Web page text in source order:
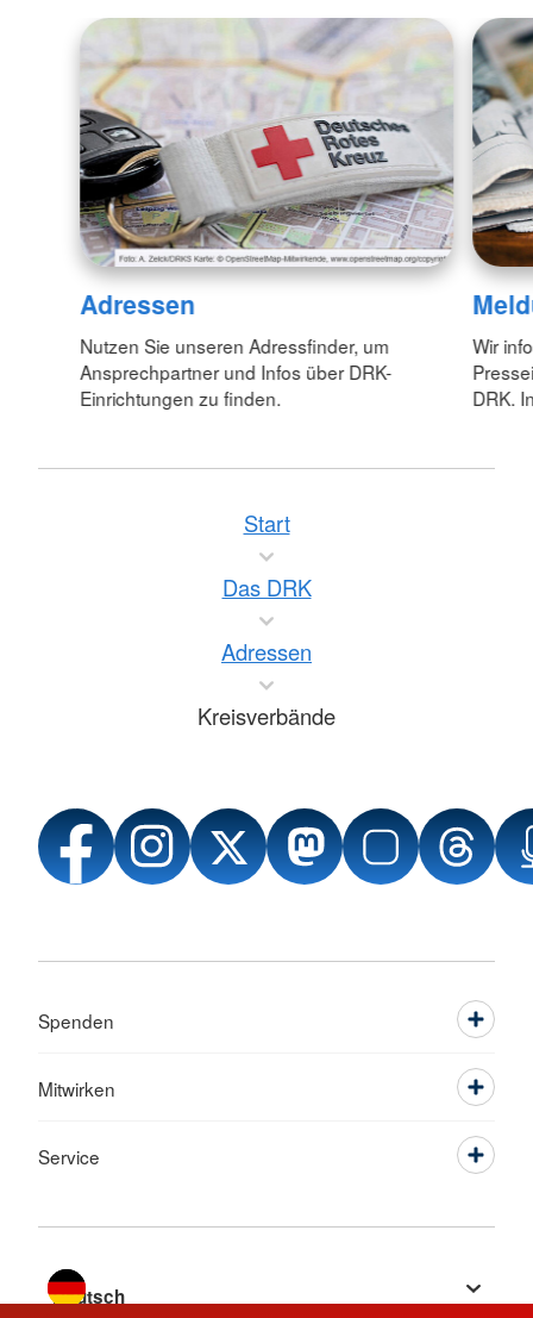
Adressen
Nutzen Sie unseren Adressfinder, um
Ansprechpartner und Infos über DRK-
Einrichtungen zu finden.
Wir
DRK.
Start
Das DRK
Adressen
Kreisverbände
Spenden
Mitwirken
Service
Sprache wechseln zu